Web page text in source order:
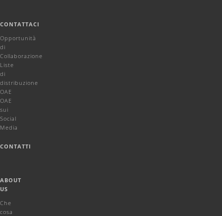
CONTATTACI
Opportunità
di
Collaborazione
Liste
di
distribuzione
OAE
OAE
sui
Social
Media
CONTATTI
ABOUT
US
Che
cosa